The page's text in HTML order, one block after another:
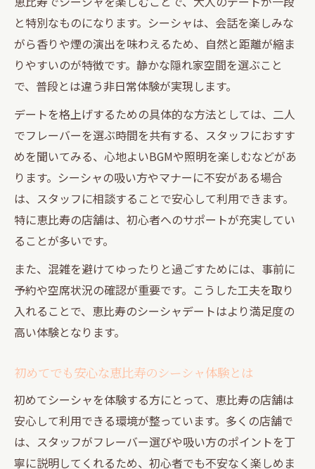
と特別なものになります。シーシャは、会話を楽しみな
がら香りや煙の演出を味わえるため、自然と距離が縮ま
りやすいのが特徴です。静かな隠れ家空間を選ぶこと
で、普段とは違う非日常体験が実現します。
デートを格上げするための具体的な方法としては、二人
でフレーバーを選ぶ時間を共有する、スタッフにおすす
めを聞いてみる、心地よいBGMや照明を楽しむなどがあ
ります。シーシャの吸い方やマナーに不安がある場合
は、スタッフに相談することで安心して利用できます。
特に恵比寿の店舗は、初心者へのサポートが充実してい
ることが多いです。
また、混雑を避けてゆったりと過ごすためには、事前に
予約や空席状況の確認が重要です。こうした工夫を取り
入れることで、恵比寿のシーシャデートはより満足度の
高い体験となります。
初めてでも安心な恵比寿のシーシャ体験とは
初めてシーシャを体験する方にとって、恵比寿の店舗は
安心して利用できる環境が整っています。多くの店舗で
は、スタッフがフレーバー選びや吸い方のポイントを丁
寧に説明してくれるため、初心者でも不安なく楽しめま